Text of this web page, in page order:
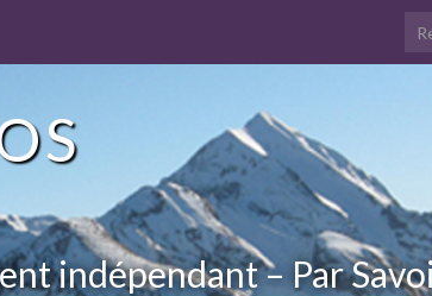
indépendant – Par